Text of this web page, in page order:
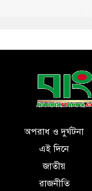
অপরাধ ও দুর্ঘটনা
এই দিনে
জাতীয়
রাজনীতি